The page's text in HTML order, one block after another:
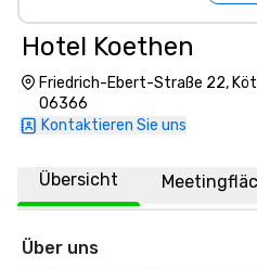
Hotel Koethen
Friedrich-Ebert-Straße 22,
06366
Kontaktieren Sie uns
Übersicht
Über uns